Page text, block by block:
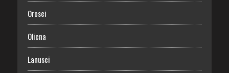
Orosei
Oliena
Lanusei